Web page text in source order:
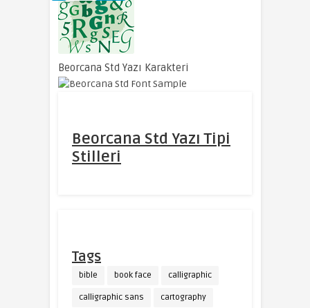
Beorcana Std Yazı Karakteri
Beorcana Std Yazı Tipi
Stilleri
Tags
bible book face calligraphic
calligraphic sans cartography